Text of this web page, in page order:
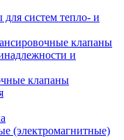
систем тепло- и
клапаны
и
клапаны
(электромагнитные)